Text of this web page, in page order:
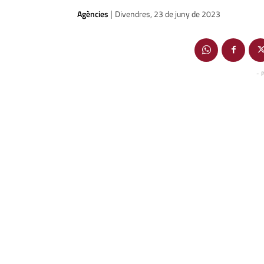
Agències | Divendres, 23 de juny de 2023
-